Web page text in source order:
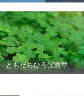
ともだちひろば憲章